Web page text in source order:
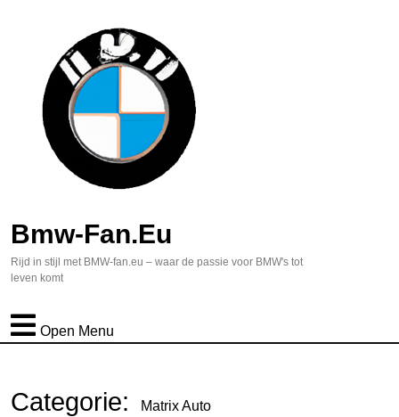
Bmw-Fan.eu
Rijd in stijl met BMW-fan.eu – waar de passie voor BMW's tot
leven komt
Open Menu
Categorie: Matrix Auto